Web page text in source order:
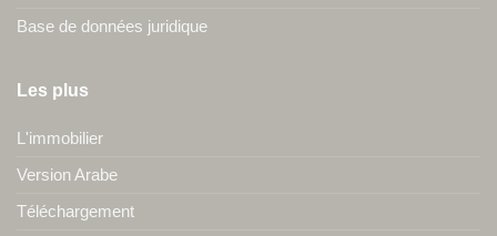
Base de données juridique
Les plus
L'immobilier
Version Arabe
Téléchargement